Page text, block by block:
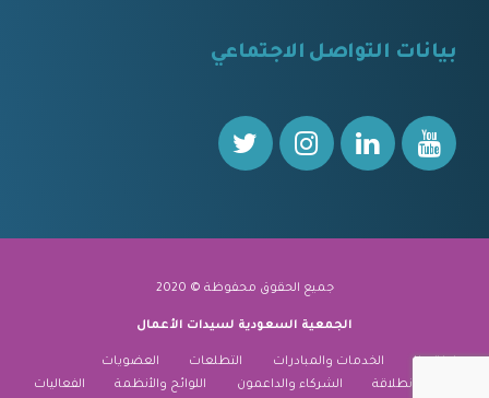
بيانات التواصل الاجتماعي
جميع الحقوق محفوظة © 2020
الجمعية السعودية لسيدات الأعمال
نبذة عنا الخدمات والمبادرات التطلعات
العضويات
منارة الانطلاقة
الشركاء والداعمون اللوائح والأنظمة الفعاليات